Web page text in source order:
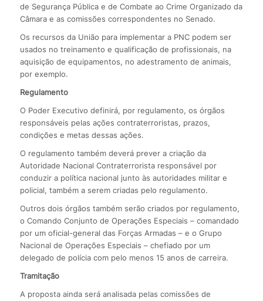
de Segurança Pública e de Combate ao Crime Organizado da
Câmara e as comissões correspondentes no Senado.
Os recursos da União para implementar a PNC podem ser
usados no treinamento e qualificação de profissionais, na
aquisição de equipamentos, no adestramento de animais,
por exemplo.
Regulamento
O Poder Executivo definirá, por regulamento, os órgãos
responsáveis pelas ações contraterroristas, prazos,
condições e metas dessas ações.
O regulamento também deverá prever a criação da
Autoridade Nacional Contraterrorista responsável por
conduzir a política nacional junto às autoridades militar e
policial, também a serem criadas pelo regulamento.
Outros dois órgãos também serão criados por regulamento,
o Comando Conjunto de Operações Especiais – comandado
por um oficial-general das Forças Armadas – e o Grupo
Nacional de Operações Especiais – chefiado por um
delegado de polícia com pelo menos 15 anos de carreira.
Tramitação
A proposta ainda será analisada pelas comissões de